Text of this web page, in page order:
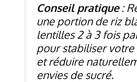
Conseil pratique:
une portion de riz
lentilles 2 à 3 fois
pour stabiliser
et réduire
envies de sucré.